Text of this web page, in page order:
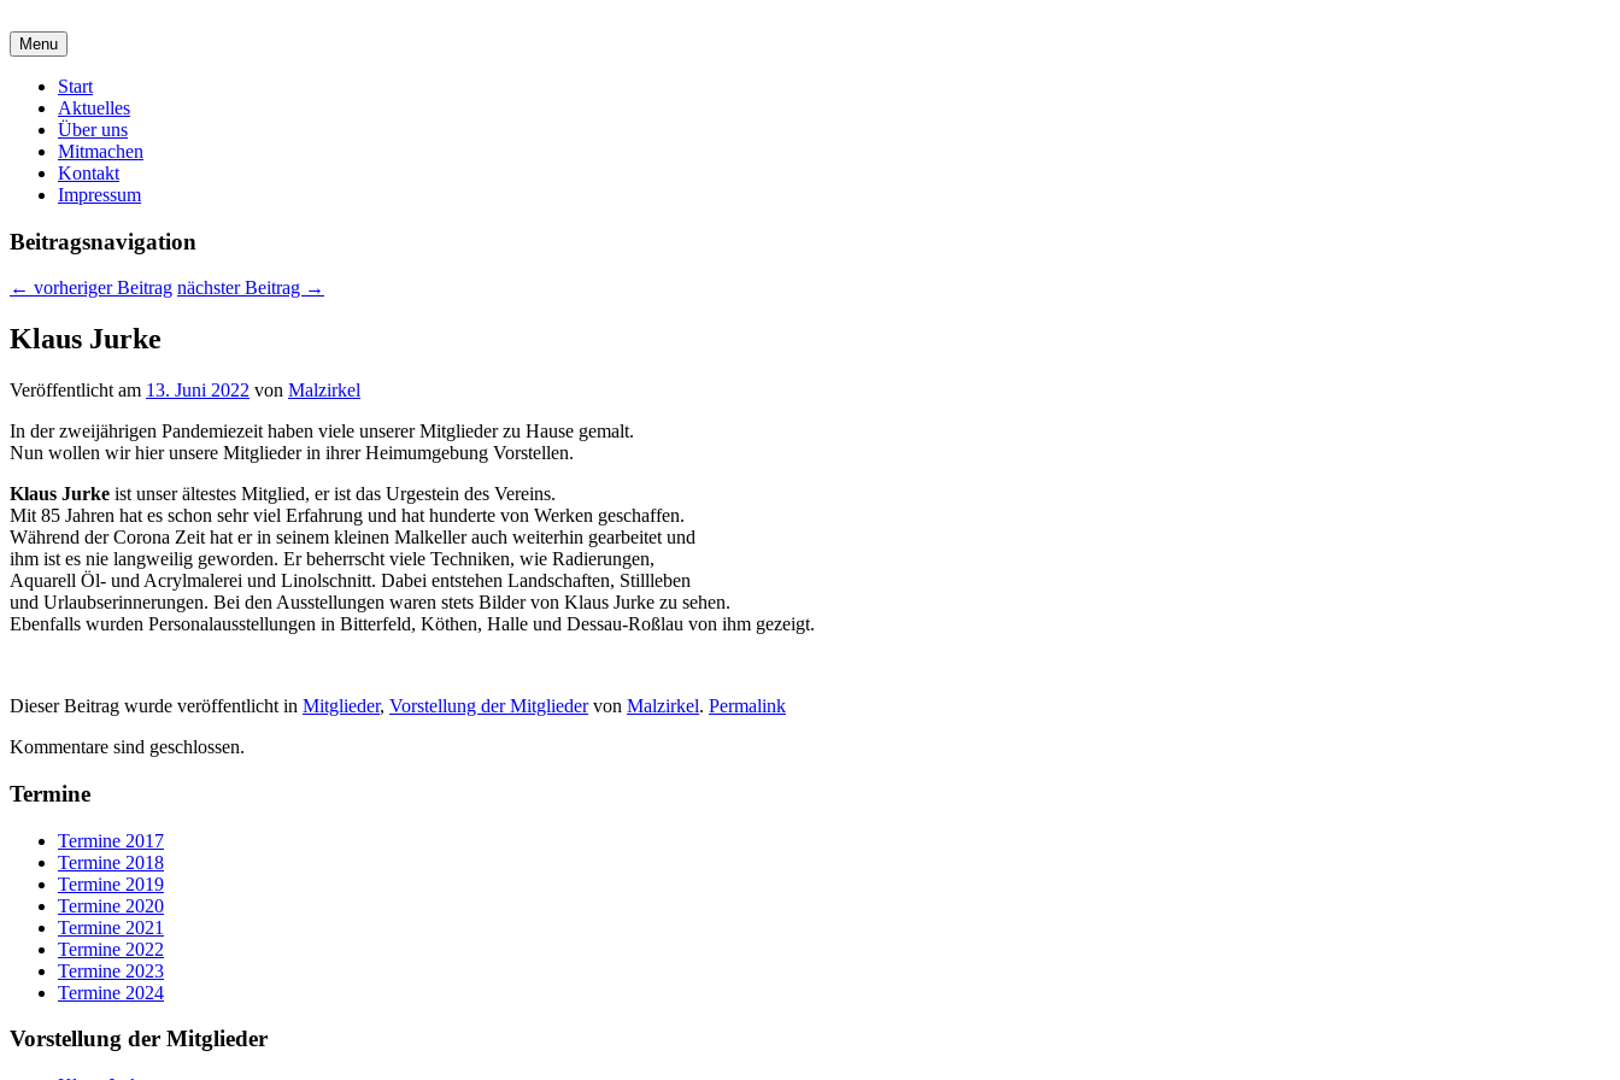
malzirkel-koethen.de
Verein für Freunde der Malerei und Grafik
Menu
Hauptmenü
Start
Aktuelles
Über uns
Mitmachen
Kontakt
Impressum
Beitragsnavigation
← vorheriger Beitrag nächster Beitrag →
Klaus Jurke
Veröffentlicht am 13. Juni 2022 von Malzirkel
In der zweijährigen Pandemiezeit haben viele unserer Mitglieder zu Hause gemalt.
Nun wollen wir hier unsere Mitglieder in ihrer Heimumgebung Vorstellen.
Klaus Jurke ist unser ältestes Mitglied, er ist das Urgestein des Vereins.
Mit 85 Jahren hat es schon sehr viel Erfahrung und hat hunderte von Werken geschaffen.
Während der Corona Zeit hat er in seinem kleinen Malkeller auch weiterhin gearbeitet und
ihm ist es nie langweilig geworden. Er beherrscht viele Techniken, wie Radierungen,
Aquarell Öl- und Acrylmalerei und Linolschnitt. Dabei entstehen Landschaften, Stillleben
und Urlaubserinnerungen. Bei den Ausstellungen waren stets Bilder von Klaus Jurke zu sehen.
Ebenfalls wurden Personalausstellungen in Bitterfeld, Köthen, Halle und Dessau-Roßlau von ihm gezeigt.
Dieser Beitrag wurde veröffentlicht in Mitglieder, Vorstellung der Mitgliedervon Malzirkel. Permalink
Kommentare sind geschlossen.
Termine
Termine 2017
Termine 2018
Termine 2019
Termine 2020
Termine 2021
Termine 2022
Termine 2023
Termine 2024
Vorstellung der Mitglieder